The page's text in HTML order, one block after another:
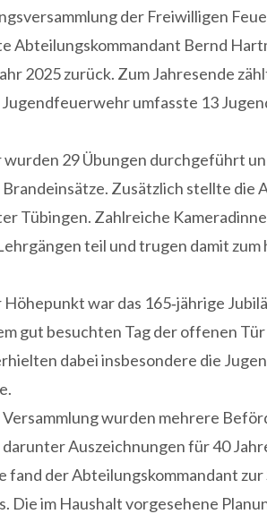
der Freiwilligen
Abteilungskommandant Bernd
2025 zurück. Zum Jahresende
umfasste 13
wurden 29 Übungen durchgeführt
Zusätzlich stellte die
Tübingen. Zahlreiche
teil und trugen damit
war das 165‑jährige
gut besuchten Tag der offenen
dabei insbesondere die
Versammlung wurden mehrere
Auszeichnungen für 40
fand der Abteilungskommandant zur
Die im Haushalt vorgesehene